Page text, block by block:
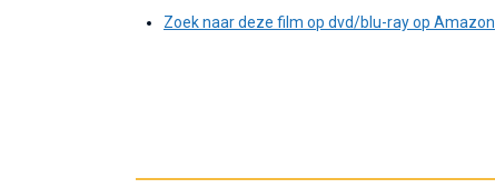
Zoek naar deze film op dvd/blu-ray op Amazon